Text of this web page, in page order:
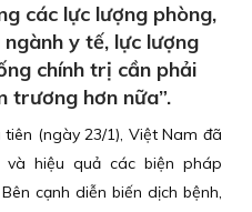
các lực lượng phòng,
y tế, lực lượng
chính trị cần phải
trương hơn nữa”.
(ngày 23/1), Việt Nam đã
hiệu quả các biện pháp
cạnh diễn biến dịch bệnh,